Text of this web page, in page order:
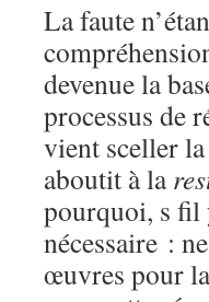
La faute
devenue la
processus de
vient sceller
aboutit à la
pourquoi, s fil
nécessaire :
œuvres pour